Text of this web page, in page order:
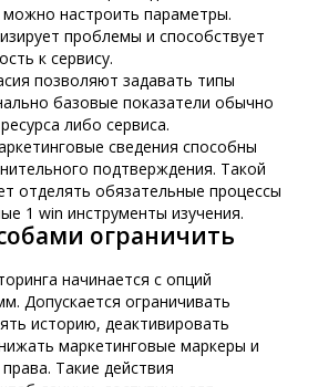
настроить параметры.
проблемы и способствует
к сервису.
позволяют задавать типы
базовые показатели обычно
либо сервиса.
сведения способны
подтверждения. Такой
отделять обязательные процессы
1 win инструменты изучения.
ограничить
начинается с опций
Допускается ограничивать
историю, деактивировать
маркетинговые маркеры и
Такие действия